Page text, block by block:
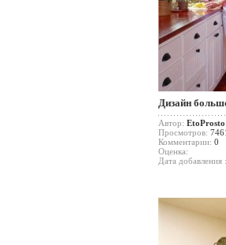
Дизайн
Автор: EtoProsto
Просмотров:
Комментарии: 0
Оценка:
Дата добавления :